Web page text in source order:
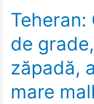
Teheran:
de
zăpadă,
mare